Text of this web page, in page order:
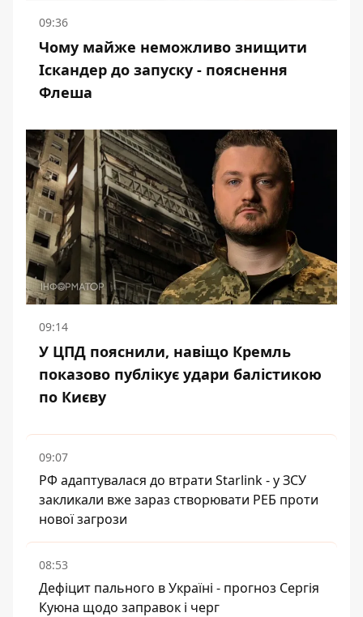
09:36
Чому майже неможливо знищити
Іскандер до запуску - пояснення
Флеша
09:14
У ЦПД пояснили, навіщо Кремль
показово публікує удари балістикою
по Києву
09:07
РФ адаптувалася до втрати Starlink - у ЗСУ
закликали вже зараз створювати РЕБ проти
нової загрози
08:53
Дефіцит пального в Україні - прогноз Сергія
Куюна щодо заправок і черг